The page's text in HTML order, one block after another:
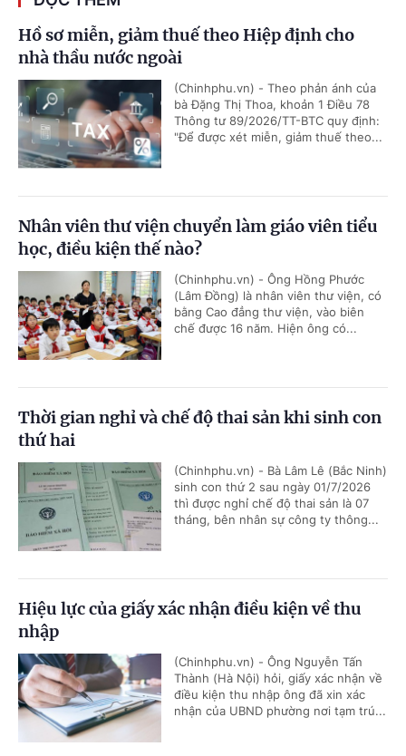
Hồ sơ miễn, giảm thuế theo Hiệp định cho
nhà thầu nước ngoài
(Chinhphu.vn) - Theo phản ánh của
bà Đặng Thị Thoa, khoản 1 Điều 78
Thông tư 89/2026/TT-BTC quy định:
"Để được xét miễn, giảm thuế theo...
Nhân viên thư viện chuyển làm giáo viên tiểu
học, điều kiện thế nào?
(Chinhphu.vn) - Ông Hồng Phước
(Lâm Đồng) là nhân viên thư viện, có
bằng Cao đẳng thư viện, vào biên
chế được 16 năm. Hiện ông có...
Thời gian nghỉ và chế độ thai sản khi sinh con
thứ hai
(Chinhphu.vn) - Bà Lâm Lê (Bắc Ninh)
sinh con thứ 2 sau ngày 01/7/2026
thì được nghỉ chế độ thai sản là 07
tháng, bên nhân sự công ty thông...
Hiệu lực của giấy xác nhận điều kiện về thu
nhập
(Chinhphu.vn) - Ông Nguyễn Tấn
Thành (Hà Nội) hỏi, giấy xác nhận về
điều kiện thu nhập ông đã xin xác
nhận của UBND phường nơi tạm trú...